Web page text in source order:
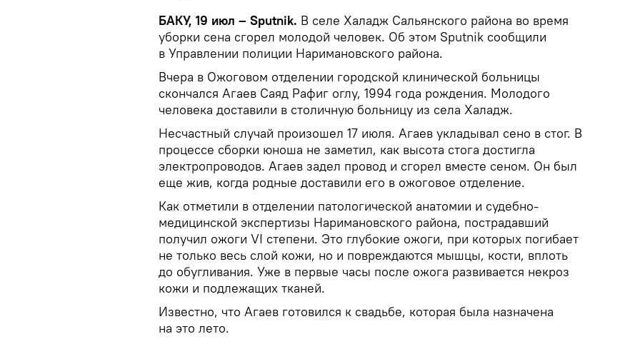
БАКУ, 19 июл – Sputnik. В селе Халадж Сальянского района во время
уборки сена сгорел молодой человек. Об этом Sputnik сообщили
в Управлении полиции Наримановского района.
Вчера в Ожоговом отделении городской клинической больницы
скончался Агаев Саяд Рафиг оглу, 1994 года рождения. Молодого
человека доставили в столичную больницу из села Халадж.
Несчастный случай произошел 17 июля. Агаев укладывал сено в стог. В
процессе сборки юноша не заметил, как высота стога достигла
электропроводов. Агаев задел провод и сгорел вместе сеном. Он был
еще жив, когда родные доставили его в ожоговое отделение.
Как отметили в отделении патологической анатомии и судебно-
медицинской экспертизы Наримановского района, пострадавший
получил ожоги VI степени. Это глубокие ожоги, при которых погибает
не только весь слой кожи, но и повреждаются мышцы, кости, вплоть
до обугливания. Уже в первые часы после ожога развивается некроз
кожи и подлежащих тканей.
Известно, что Агаев готовился к свадьбе, которая была назначена
на это лето.